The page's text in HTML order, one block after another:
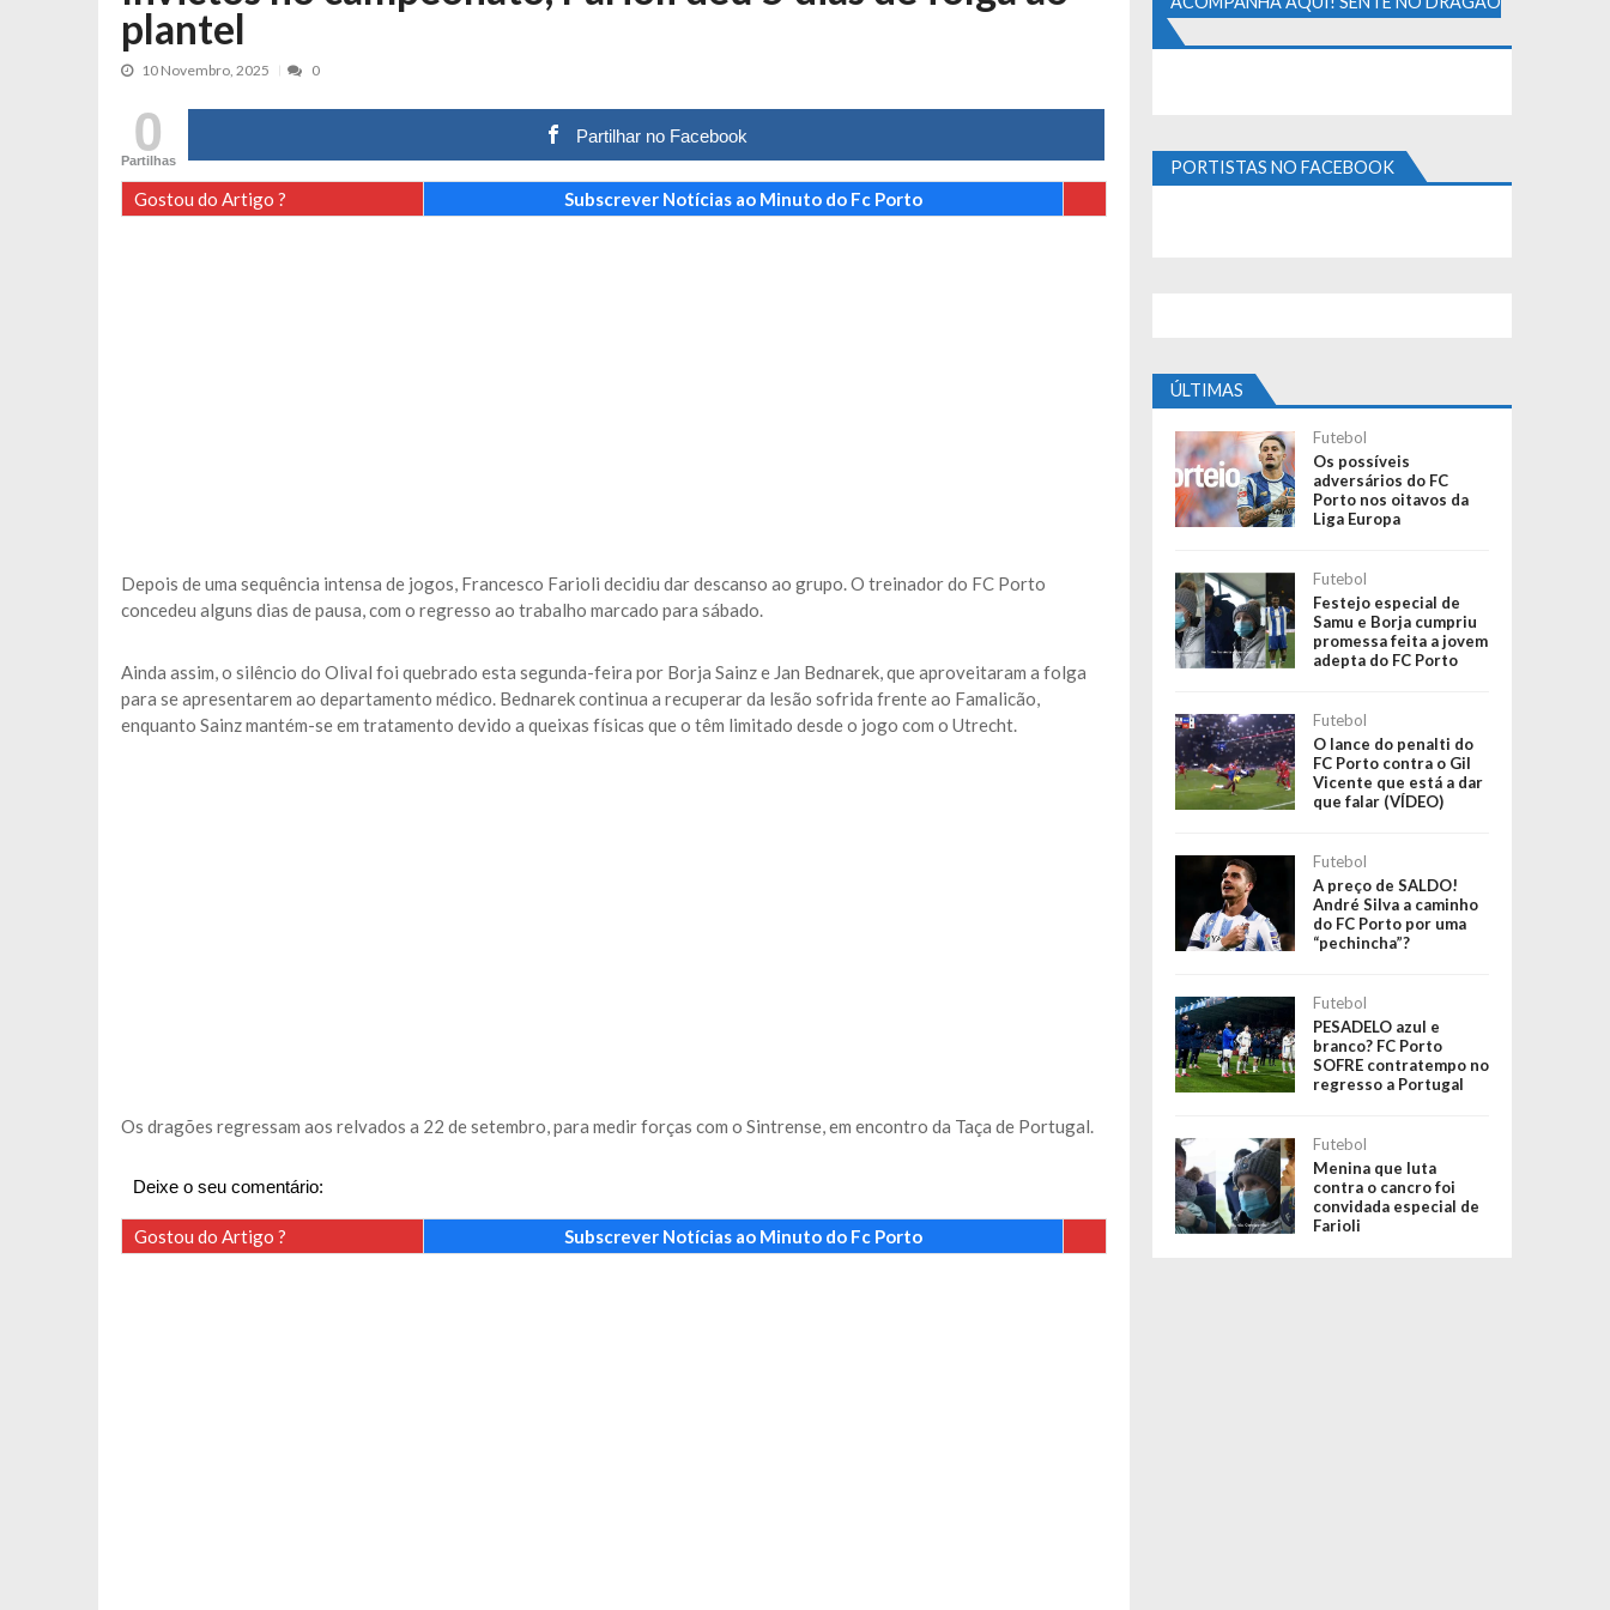
O lance do penalti do FC Porto contra o Gil Vicente que está a dar que falar (V... 27 JANEIRO, 2026
plantel
10 Novembro, 2025 0
0
Partilhas
Partilhar no Facebook
Gostou do Artigo ? Subscrever Notícias ao Minuto do Fc Porto
Depois de uma sequência intensa de jogos, Francesco Farioli decidiu dar descanso ao grupo. O treinador do FC Porto
concedeu alguns dias de pausa, com o regresso ao trabalho marcado para sábado.
Ainda assim, o silêncio do Olival foi quebrado esta segunda-feira por Borja Sainz e Jan Bednarek, que aproveitaram a folga
para se apresentarem ao departamento médico. Bednarek continua a recuperar da lesão sofrida frente ao Famalicão,
enquanto Sainz mantém-se em tratamento devido a queixas físicas que o têm limitado desde o jogo com o Utrecht.
Os dragões regressam aos relvados a 22 de setembro, para medir forças com o Sintrense, em encontro da Taça de Portugal.
Deixe o seu comentário:
Gostou do Artigo ? Subscrever Notícias ao Minuto do Fc Porto
PORTISTAS NO FACEBOOK
ÚLTIMAS
Futebol
Os possíveis
adversários do FC
Porto nos oitavos da
Liga Europa
Futebol
Festejo especial de
Samu e Borja cumpriu
promessa feita a jovem
adepta do FC Porto
Futebol
O lance do penalti do
FC Porto contra o Gil
Vicente que está a dar
que falar (VÍDEO)
Futebol
A preço de SALDO!
André Silva a caminho
do FC Porto por uma
“pechincha”?
Futebol
PESADELO azul e
branco? FC Porto
SOFRE contratempo no
regresso a Portugal
Futebol
Menina que luta
contra o cancro foi
convidada especial de
Farioli